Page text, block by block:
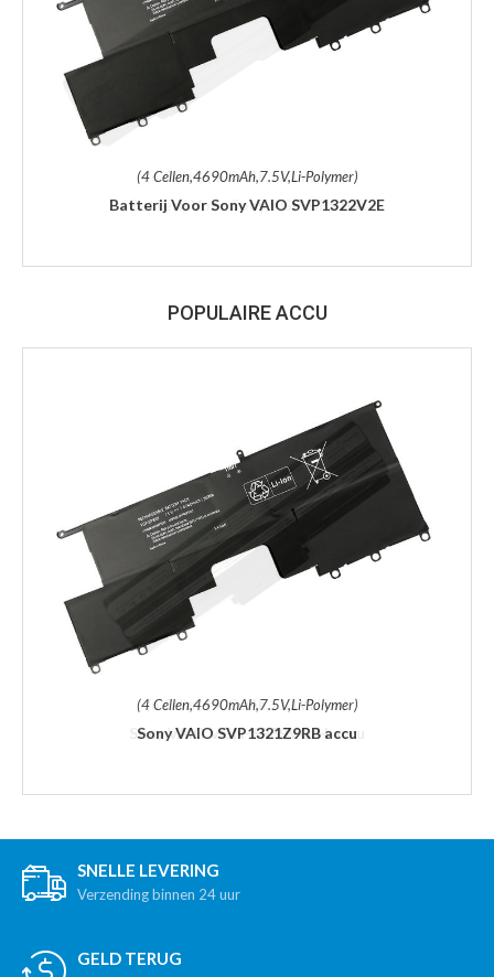
(4 Cellen,4690mAh,7.5V,Li-Polymer)
Batterij Voor Sony VAIO SVP1322V2E
POPULAIRE ACCU
(4 Cellen,4690mAh,7.5V,Li-Polymer)
Sony VAIO SVP1321Z9RB accu
SNELLE LEVERING
Verzending binnen 24 uur
GELD TERUG